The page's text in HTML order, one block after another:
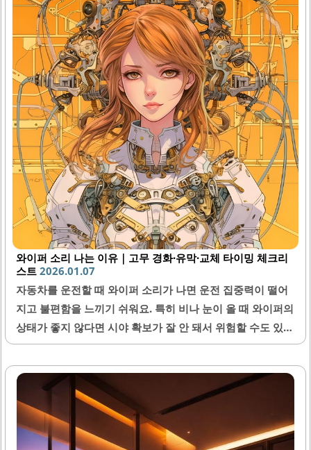
목 터널 증후군(Carpal tunnel syndrome)이 있다. 정중신
경 압박증후군이라고도 불리며 손가락 일부와 손바닥 부위
저림증상부터 심한 경우 잠자는 도중에도 통증 때문에 깨는
경우까지 발생한다. 주로 30~60세 사이 성인에게서 나타나
며 여성 환자 비율이 남성보다 약 3배가량 높다. 2. 건초염 건
초염 또한 손목 안쪽 통증 유발..
와이퍼 소리 나는 이유｜고무 경화·유막·교체 타이밍 체크리
스트 2026.01.07
자동차를 운전할 때 와이퍼 소리가 나면 운전 집중력이 떨어
지고 불편함을 느끼기 쉬워요. 특히 비나 눈이 올 때 와이퍼의
상태가 좋지 않다면 시야 확보가 잘 안 돼서 위험할 수도 있답
니다. 이번 글에서는 와이퍼 소리가 나는 주요 원인과 함께 고
무 경화, 유막, 그리고 와이퍼 교체 타이밍을 꼼꼼히 확인하는
방법에 대해 알려드릴게요. 차를 오래 탄 분들이라면 꼭 알아
두면 좋은 팁들로 구성했으니 끝까지 읽어 주세요!1. 와이퍼
소리 나는 원인 이해하기와이퍼에서 나는 소리는 크게 몇 가
지 이유로 발생할 수 있어요. 가장 흔한 원인은 와이퍼 고무의